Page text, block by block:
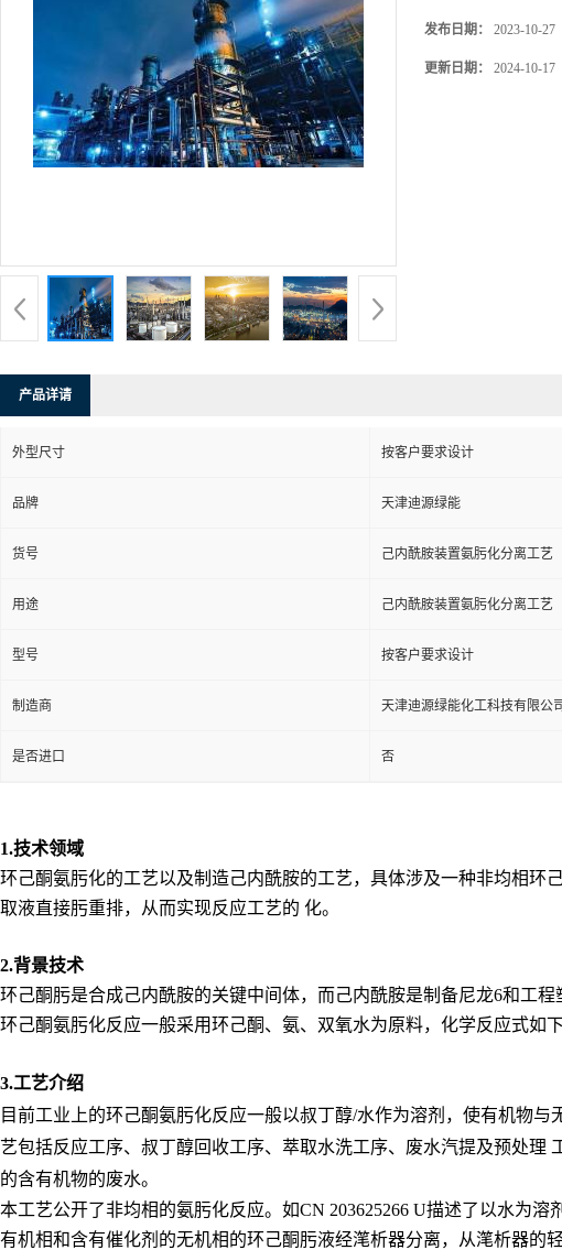
发布日期： 2023-10-27
更新日期： 2024-10-17
产品详请
外型尺寸 按客户要求设计
品牌 天津迪源绿能
货号 己内酰胺装置氨肟化分离工艺
用途 己内酰胺装置氨肟化分离工艺
型号 按客户要求设计
制造商 天津迪源绿能化工科技有限公司
是否进口 否
1.技术领域
环己酮氨肟化的工艺以及制造己内酰胺的工艺，具体涉及一种非均相
取液直接肟重排，从而实现反应工艺的 化。
2.背景技术
环己酮肟是合成己内酰胺的关键中间体，而己内酰胺是制备尼龙6和工程
环己酮氨肟化反应一般采用环己酮、氨、双氧水为原料，化学反应式如下
3.工艺介绍
目前工业上的环己酮氨肟化反应一般以叔丁醇/水作为溶剂，使有机物
艺包括反应工序、叔丁醇回收工序、萃取水洗工序、废水汽提及预处
的含有机物的废水。
本工艺公开了非均相的氨肟化反应。如CN 203625266 U描述了以水为
有机相和含有催化剂的无机相的环己酮肟液经滗析器分离，从滗析器